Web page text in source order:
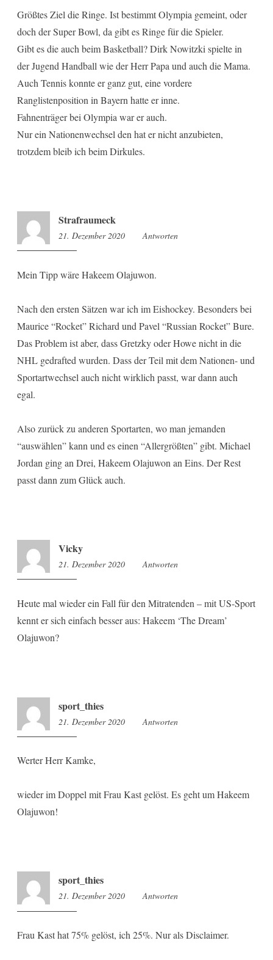
Größtes Ziel die Ringe. Ist bestimmt Olympia gemeint, oder
doch der Super Bowl, da gibt es Ringe für die Spieler.
Gibt es die auch beim Basketball? Dirk Nowitzki spielte in
der Jugend Handball wie der Herr Papa und auch die Mama.
Auch Tennis konnte er ganz gut, eine vordere
Ranglistenposition in Bayern hatte er inne.
Fahnenträger bei Olympia war er auch.
Nur ein Nationenwechsel den hat er nicht anzubieten,
trotzdem bleib ich beim Dirkules.
Strafraumeck
21. Dezember 2020 11:29
Antworten
Mein Tipp wäre Hakeem Olajuwon.
Nach den ersten Sätzen war ich im Eishockey. Besonders bei
Maurice “Rocket” Richard und Pavel “Russian Rocket” Bure.
Das Problem ist aber, dass Gretzky oder Howe nicht in die
NHL gedrafted wurden. Dass der Teil mit dem Nationen- und
Sportartwechsel auch nicht wirklich passt, war dann auch
egal.
Also zurück zu anderen Sportarten, wo man jemanden
“auswählen” kann und es einen “Allergrößten” gibt. Michael
Jordan ging an Drei, Hakeem Olajuwon an Eins. Der Rest
passt dann zum Glück auch.
Vicky
21. Dezember 2020 13:25
Antworten
Heute mal wieder ein Fall für den Mitratenden – mit US-Sport
kennt er sich einfach besser aus: Hakeem ‘The Dream’
Olajuwon?
sport_thies
21. Dezember 2020 13:47
Antworten
Werter Herr Kamke,
wieder im Doppel mit Frau Kast gelöst. Es geht um Hakeem
Olajuwon!
sport_thies
21. Dezember 2020 13:52
Antworten
Frau Kast hat 75% gelöst, ich 25%. Nur als Disclaimer.